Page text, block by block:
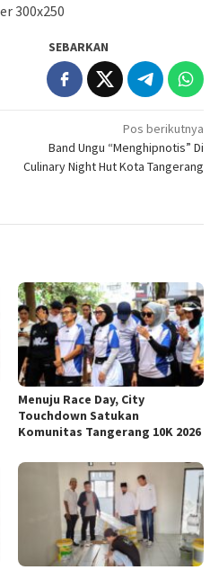
SEBARKAN
Pos berikutnya
Band Ungu “Menghipnotis” Di
Culinary Night Hut Kota Tangerang
Menuju Race Day, City
Touchdown Satukan
Komunitas Tangerang 10K 2026